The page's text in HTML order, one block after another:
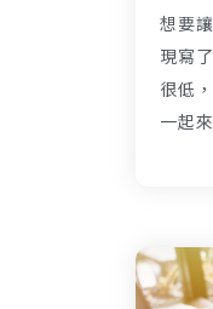
想要
現寫
很低
一起